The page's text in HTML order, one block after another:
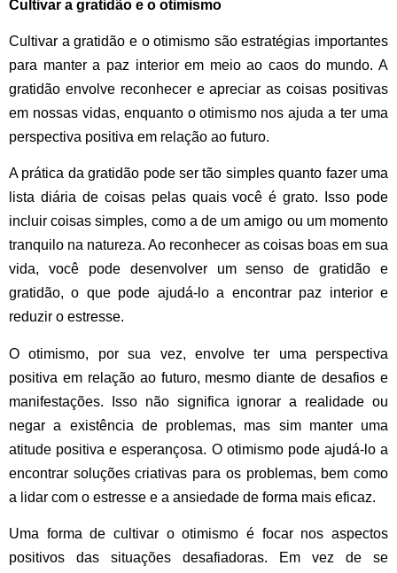
Cultivar a gratidão e o otimismo
Cultivar a gratidão e o otimismo são estratégias importantes
para manter a paz interior em meio ao caos do mundo. A
gratidão envolve reconhecer e apreciar as coisas positivas
em nossas vidas, enquanto o otimismo nos ajuda a ter uma
perspectiva positiva em relação ao futuro.
A prática da gratidão pode ser tão simples quanto fazer uma
lista diária de coisas pelas quais você é grato. Isso pode
incluir coisas simples, como a de um amigo ou um momento
tranquilo na natureza. Ao reconhecer as coisas boas em sua
vida, você pode desenvolver um senso de gratidão e
gratidão, o que pode ajudá-lo a encontrar paz interior e
reduzir o estresse.
O otimismo, por sua vez, envolve ter uma perspectiva
positiva em relação ao futuro, mesmo diante de desafios e
manifestações. Isso não significa ignorar a realidade ou
negar a existência de problemas, mas sim manter uma
atitude positiva e esperançosa. O otimismo pode ajudá-lo a
encontrar soluções criativas para os problemas, bem como
a lidar com o estresse e a ansiedade de forma mais eficaz.
Uma forma de cultivar o otimismo é focar nos aspectos
positivos das situações desafiadoras. Em vez de se